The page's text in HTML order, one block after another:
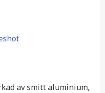
av smitt aluminium,